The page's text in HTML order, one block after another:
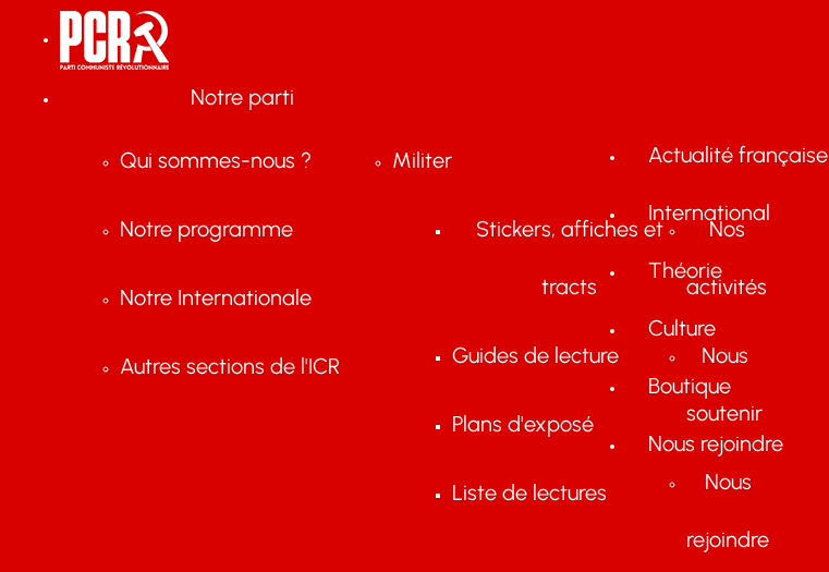
Notre parti
Qui sommes-nous ?
Notre programme
Notre Internationale
Autres sections de l'ICR
Militer
Stickers, affiches et
tracts
Guides de lecture
Plans d'exposé
Liste de lectures
Nos
activités
Nous
soutenir
Nous
rejoindre
Actualité française
International
Théorie
Culture
Boutique
Nous rejoindre